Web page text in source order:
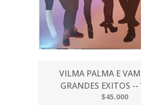
VILMA PALMA E
GRANDES EXITOS
$45.000